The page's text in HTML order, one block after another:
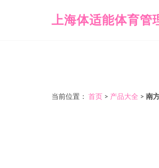
上海体适能体育管
当前位置： 首页 > 产品大全 > 南